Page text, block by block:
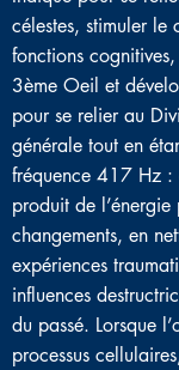
célestes, stimuler le
fonctions
3ème Oeil et
pour se relier au
générale tout en
fréquence 417 Hz :
produit de
changements, en
expériences
influences
du passé. Lorsque
processus